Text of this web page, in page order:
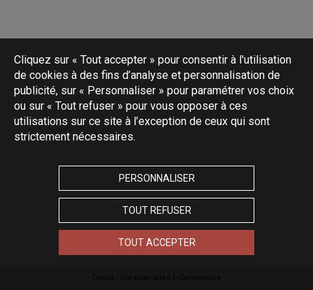
Cliquez sur « Tout accepter » pour consentir à l'utilisation
de cookies à des fins d’analyse et personnalisation de
publicité, sur « Personnaliser » pour paramétrer vos choix
ou sur « Tout refuser » pour vous opposer à ces
utilisations sur ce site à l’exception de ceux qui sont
strictement nécessaires.
PERSONNALISER
TOUT REFUSER
TOUT ACCEPTER